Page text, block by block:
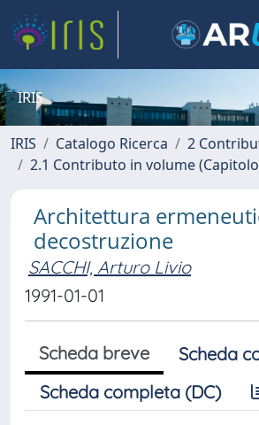
IRIS
IRIS Catalogo Ricerca
2
2.1 Contributo in volume
Architettura
decostruzione
SACCHI, Arturo Livio
1991-01-01
Scheda breve
Scheda
Scheda completa (DC)